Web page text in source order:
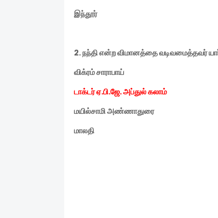
இந்தூர்
2.நந்தி என்ற விமானத்தை வடிவமைத்தவர்
விக்ரம் சாராபாய்
டாக்டர் ஏ.பி.ஜே.அப்துல் கலாம்
மயில்சாமி அண்ணாதுரை
மாலதி